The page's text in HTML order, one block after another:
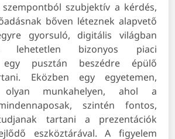
szubjektív a kérdés,
bőven léteznek alapvető
gyorsuló, digitális világban
lehetetlen bizonyos piaci
egy pusztán beszédre épülő
Eközben egy egyetemen,
munkahelyen, ahol a
szintén fontos,
tartani a prezentációk
eszköztárával.A figyelem